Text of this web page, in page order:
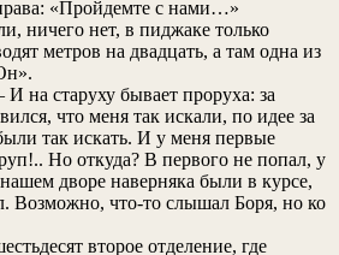
«Пройдемте с нами…»
ничего нет, в пиджаке только
метров на двадцать, а там одна из
на старуху бывает проруха: за
что меня так искали, по идее за
так искать. И у меня первые
Но откуда? В первого не попал, у
дворе наверняка были в курсе,
Возможно, что-то слышал Боря, но ко
второе отделение, где